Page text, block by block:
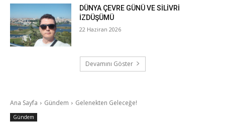
DÜNYA ÇEVRE GÜNÜ VE SİLİVRİ
İZDÜŞÜMÜ
22 Haziran 2026
Devamını Göster